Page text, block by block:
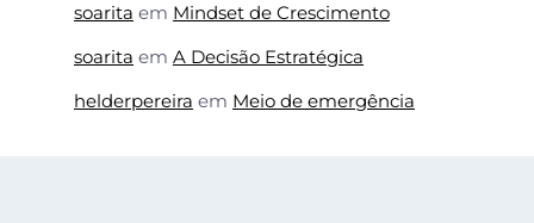
soarita em Mindset de Crescimento
soarita em A Decisão Estratégica
helderpereira em Meio de emergência